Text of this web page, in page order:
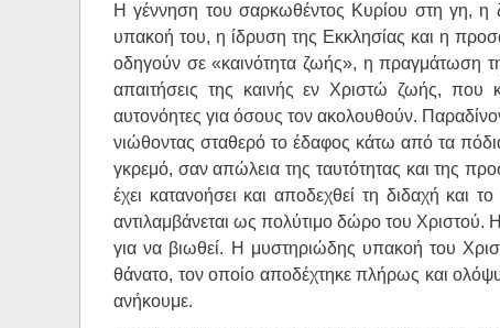
Η γέννηση του σαρκωθέντος Κυρίου στη γη,
υπακοή του, η ίδρυση της Εκκλησίας και η
οδηγούν σε «καινότητα ζωής», η πραγμάτωση
απαιτήσεις της καινής εν Χριστώ ζωής, που
αυτονόητες για όσους τον ακολουθούν.
νιώθοντας σταθερό το έδαφος κάτω από τα
γκρεμό, σαν απώλεια της ταυτότητας και της
έχει κατανοήσει και αποδεχθεί τη διδαχή
αντιλαμβάνεται ως πολύτιμο δώρο του Χριστού.
για να βιωθεί. Η μυστηριώδης υπακοή του
θάνατο, τον οποίο αποδέχτηκε πλήρως και
ανήκουμε.